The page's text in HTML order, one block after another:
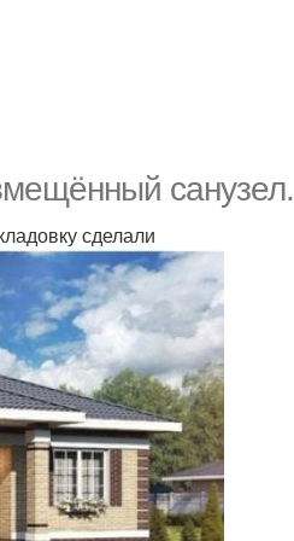
санузел.
сделали